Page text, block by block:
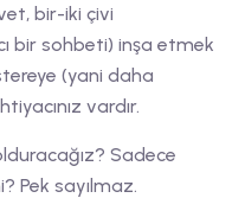
bir-iki çivi
bir sohbeti) inşa etmek
(yani daha
vardır.
Sadece
Pek sayılmaz.